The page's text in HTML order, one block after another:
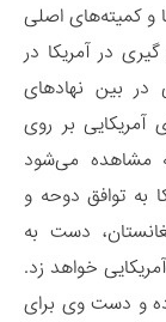
و کمیته‌های اصلی
در آمریکا در
بین نهادهای
بر روی
مشاهده می‌شود
به توافق دوحه و
دست به
خواهد زد.
و دست وی برای